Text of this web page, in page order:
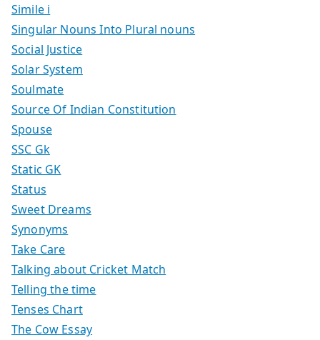
Simile i
Singular Nouns Into Plural nouns
Social Justice
Solar System
Soulmate
Source Of Indian Constitution
Spouse
SSC Gk
Static GK
Status
Sweet Dreams
Synonyms
Take Care
Talking about Cricket Match
Telling the time
Tenses Chart
The Cow Essay